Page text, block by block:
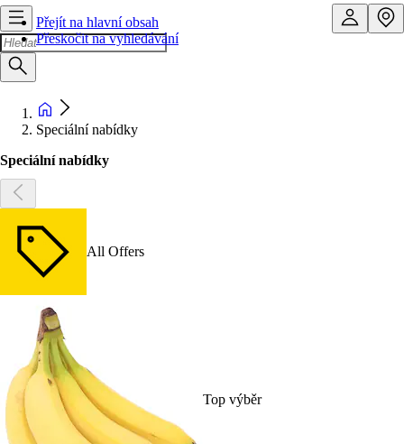
Přejít na hlavní obsah
Přeskočit na vyhledávání
Speciální nabídky
Speciální nabídky
All Offers
Top výběr